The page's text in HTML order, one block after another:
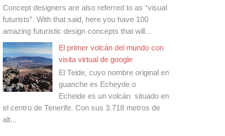
Concept designers are also referred to as “visual
futurists”. With that said, here you have 100
amazing futuristic design concepts that will...
El primer volcán del mundo con
visita virtual de google
El Teide, cuyo nombre original en
guanche es Echeyde o
Echeide es un volcán situado en
el centro de Tenerife. Con sus 3.718 metros de
alt...